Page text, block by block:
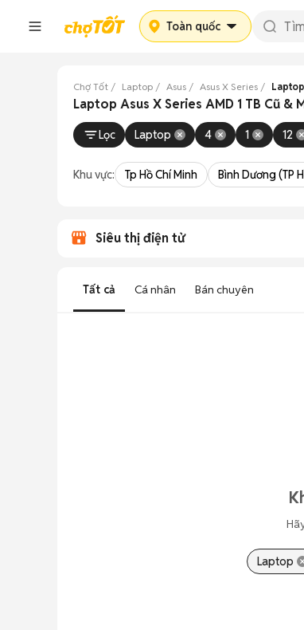
Toàn quốc
Chợ Tốt Laptop Asus Asus X Series
Laptop Asus X Series AMD 1 TB Cũ &
Lọc Laptop 4 1 12
Khu vực: Tp Hồ Chí Minh Bình Dương (TP
Siêu thị điện tử
Tất cả Cá nhân Bán chuyên
Laptop